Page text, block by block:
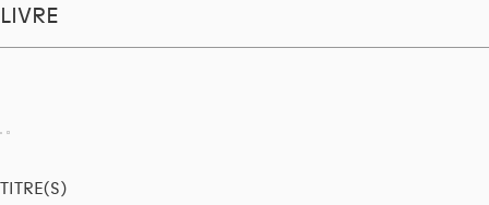
LIVRE
TITRE(S)